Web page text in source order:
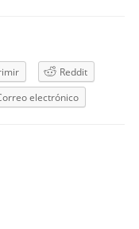
Reddit
electrónico